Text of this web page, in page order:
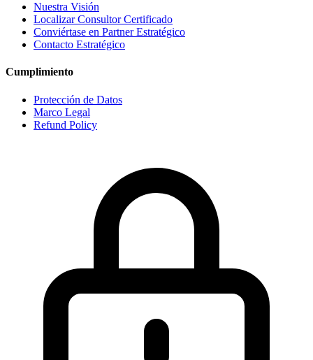
Nuestra Visión
Localizar Consultor Certificado
Conviértase en Partner Estratégico
Contacto Estratégico
Cumplimiento
Protección de Datos
Marco Legal
Refund Policy